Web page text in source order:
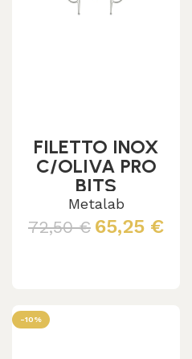
FILETTO INOX
C/OLIVA PRO
BITS
Metalab
72,50€ 65,25 €
-10%